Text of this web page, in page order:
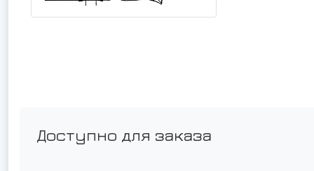
Доступно для заказа